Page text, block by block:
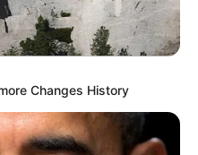
Changes History